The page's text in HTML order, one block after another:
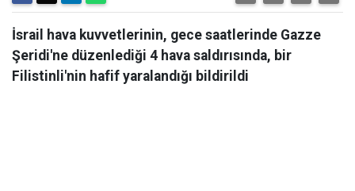
İsrail hava kuvvetlerinin, gece saatlerinde Gazze
Şeridi'ne düzenlediği 4 hava saldırısında, bir
Filistinli'nin hafif yaralandığı bildirildi